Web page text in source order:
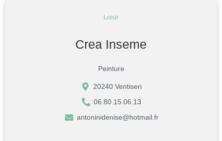
Loisir
Crea Inseme
Peinture
20240 Ventiseri
06.80.15.06.13
antoninidenise@hotmail.fr